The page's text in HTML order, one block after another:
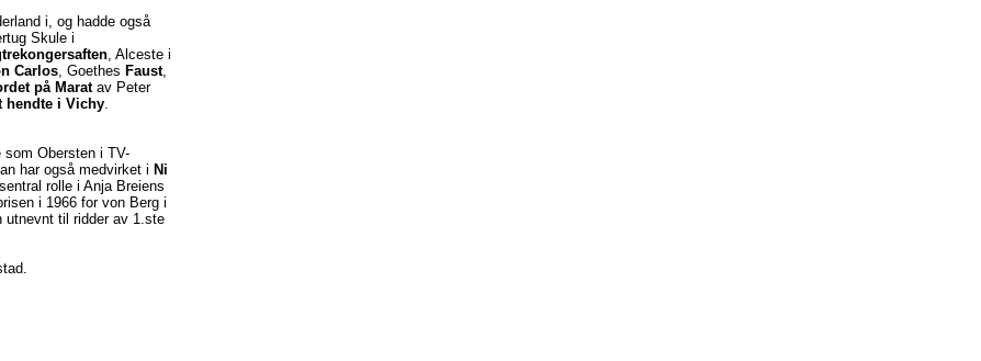
i, og hadde også
Skule i
, Alceste i
Carlos, Goethes Faust,
på Maratav Peter
hendte i Vichy.
som Obersten i TV-
har også medvirket i Ni
rolle i Anja Breiens
i 1966 for von Berg i
utnevnt til ridder av 1.ste